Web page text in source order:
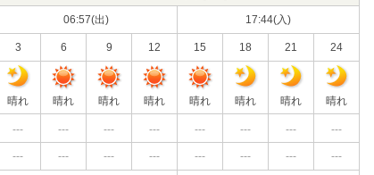
06:57(出) 17:44(入)
3 6 9 12 15 18 21 24
晴れ 晴れ 晴れ 晴れ 晴れ 晴れ 晴れ 晴れ
--- --- --- --- --- --- --- ---
--- --- --- --- --- --- --- ---